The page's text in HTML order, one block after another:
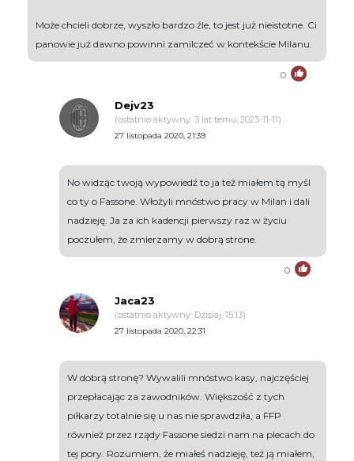
Może chcieli dobrze, wyszło bardzo źle, to jest już nieistotne. Ci
panowie już dawno powinni zamilczeć w kontekście Milanu.
0
Dejv23
(ostatnio aktywny: 3 lat temu, 2023-11-11)
27 listopada 2020, 21:39
No widząc twoją wypowiedź to ja też miałem tą myśl
co ty o Fassone. Włożyli mnóstwo pracy w Milan i dali
nadzieję. Ja za ich kadencji pierwszy raz w życiu
poczułem, że zmierzamy w dobrą strone.
0
Jaca23
(ostatnio aktywny: Dzisiaj, 15:13)
27 listopada 2020, 22:31
W dobrą stronę? Wywalili mnóstwo kasy, najczęściej
przepłacając za zawodników. Większość z tych
piłkarzy totalnie się u nas nie sprawdziła, a FFP
również przez rządy Fassone siedzi nam na plecach do
tej pory. Rozumiem, że miałeś nadzieję, też ją miałem,